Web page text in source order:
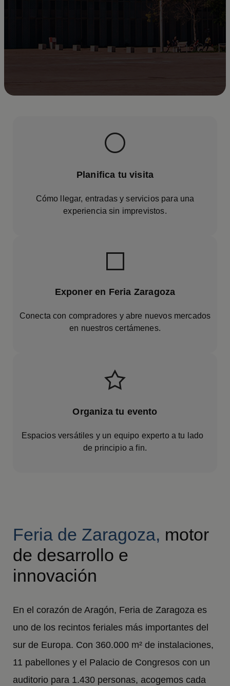
Planifica tu visita
Cómo llegar, entradas y servicios para una
experiencia sin imprevistos.
Exponer en Feria Zaragoza
Conecta con compradores y abre nuevos mercados
en nuestros certámenes.
Organiza tu evento
Espacios versátiles y un equipo experto a tu lado
de principio a fin.
Feria de Zaragoza, motor
de desarrollo e
innovación
En el corazón de Aragón, Feria de Zaragoza es
uno de los recintos feriales más importantes del
sur de Europa. Con 360.000 m² de instalaciones,
11 pabellones y el Palacio de Congresos con un
auditorio para 1.430 personas, acogemos cada